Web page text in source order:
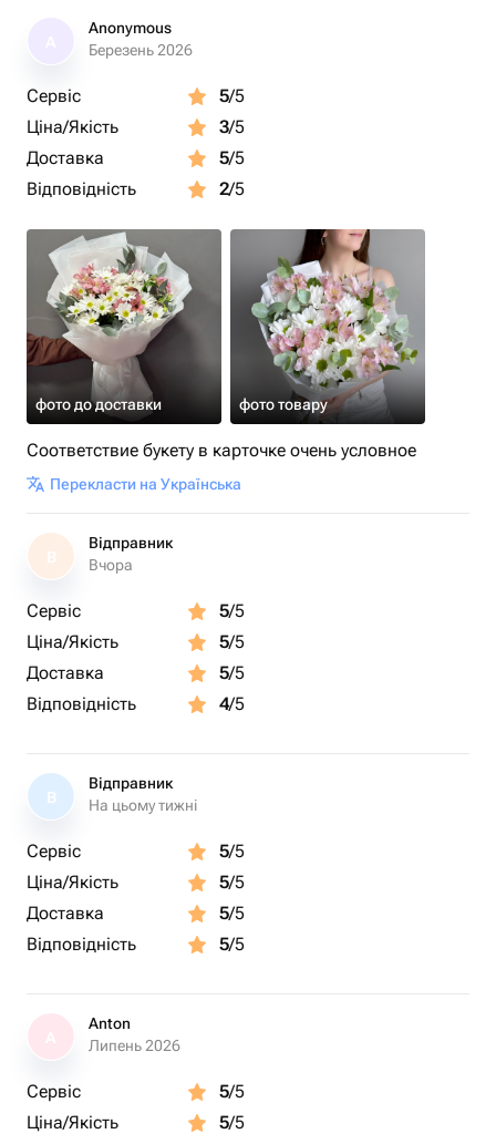
Anonymous
Березень 2026
Сервіс 5/5
Ціна/Якість
3/5
Доставка
5/5
Відповідність
2/5
фото до доставки фото товару
Соответствие букету в карточке очень условное
Перекласти на Українська
В
Відправник
Вчора
Сервіс 5/5
Ціна/Якість
5/5
Доставка
5/5
Відповідність
4/5
В
Відправник
На цьому тижні
Сервіс 5/5
Ціна/Якість
5/5
Доставка
5/5
Відповідність
5/5
Anton
Липень 2026
Сервіс 5/5
Ціна/Якість
5/5